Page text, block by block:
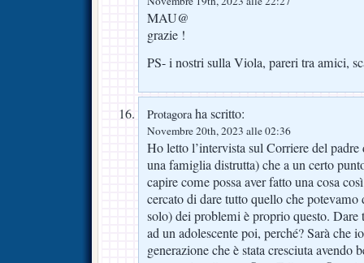
MAU@
grazie !
PS- i nostri sulla Viola, pareri tra amici,
Protagoraha scritto:
Novembre 20th, 2023 alle 02:36
Ho letto l’intervista sul Corriere del padre
una famiglia distrutta) che a un certo
capire come possa aver fatto una cosa
cercato di dare tutto quello che potevamo
solo) dei problemi è proprio questo.
ad un adolescente poi, perché? Sarà che
generazione che è stata cresciuta avendo